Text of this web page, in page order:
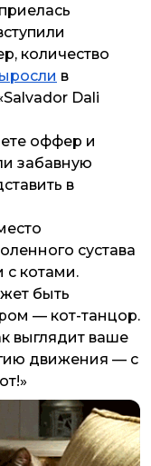
количество
в
Dali
оффер и
забавную
в
сустава
с котами.
быть
— кот-танцор.
выглядит ваше
движения — с